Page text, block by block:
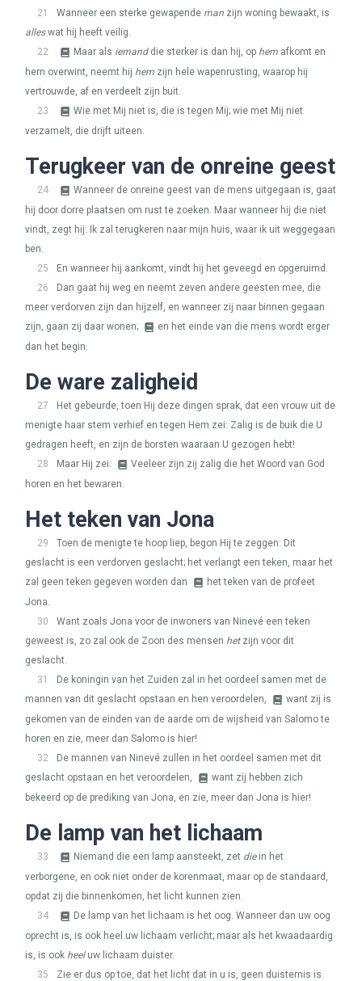
21 Wanneer een sterke gewapende man zijn woning bewaakt, is
alleswat hij heeft veilig.
22
Maar als iemanddie sterker is dan hij, op hem afkomt en
hem overwint, neemt hij hem zijn hele wapenrusting, waarop hij
vertrouwde, af en verdeelt zijn buit.
23
Wie met Mij niet is, die is tegen Mij; wie met Mij niet
verzamelt, die drijft uiteen.
Terugkeer van de onreine geest
24
Wanneer de onreine geest van de mens uitgegaan is, gaat
hij door dorre plaatsen om rust te zoeken. Maar wanneer hij die niet
vindt, zegt hij: Ik zal terugkeren naar mijn huis, waar ik uit weggegaan
ben.
25
En wanneer hij aankomt, vindt hij het geveegd en opgeruimd.
26
Dan gaat hij weg en neemt zeven andere geesten mee, die
meer verdorven zijn dan hijzelf, en wanneer zij naar binnen gegaan
zijn, gaan zij daar wonen;
en het einde van die mens wordt erger
dan het begin.
De ware zaligheid
27
Het gebeurde, toen Hij deze dingen sprak, dat een vrouw uit de
menigte haar stem verhief en tegen Hem zei: Zalig is de buik die U
gedragen heeft, en zijn de borsten waaraan U gezogen hebt!
28
Maar Hij zei:
Veeleer zijn zij zalig die het Woord van God
horen en het bewaren.
Het teken van Jona
29
Toen de menigte te hoop liep, begon Hij te zeggen: Dit
geslacht is een verdorven geslacht; het verlangt een teken, maar het
zal geen teken gegeven worden dan
het teken van de profeet
Jona.
30
Want zoals Jona voor de inwoners van Ninevé een teken
geweest is, zo zal ook de Zoon des mensen hetzijn voor dit
geslacht.
31
De koningin van het Zuiden zal in het oordeel samen met de
mannen van dit geslacht opstaan en hen veroordelen,
want zij is
gekomen van de einden van de aarde om de wijsheid van Salomo te
horen en zie, meer dan Salomo is hier!
32
De mannen van Ninevé zullen in het oordeel samen met dit
geslacht opstaan en het veroordelen,
want zij hebben zich
bekeerd op de prediking van Jona, en zie, meer dan Jona is hier!
De lamp van het lichaam
33 Niemand die een lamp aansteekt, zet diein het
verborgene, en ook niet onder de korenmaat, maar op de standaard,
opdat zij die binnenkomen, het licht kunnen zien.
34
De lamp van het lichaam is het oog. Wanneer dan uw oog
oprecht is, is ook heel uw lichaam verlicht; maar als het kwaadaardig
is, is ook heeluw lichaam duister.
35
Zie er dus op toe, dat het licht dat in u is, geen duisternis is.